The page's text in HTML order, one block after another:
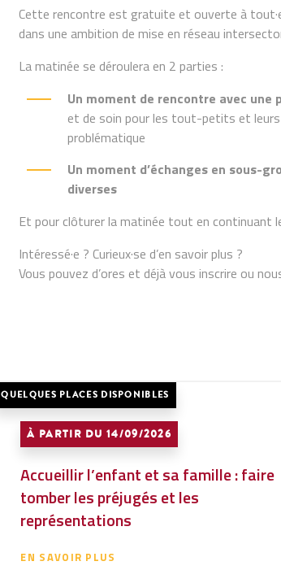
Cette rencontre est gratuite et ouverte à
dans une ambition de mise en réseau
La matinée se déroulera en 2 parties :
Un moment de rencontre avec une
et de soin pour les tout-petits et
problématique
Un moment d’échanges en sous-
diverses
Et pour clôturer la matinée tout en continuant
Intéressé·e ? Curieux·se d’en savoir plus ?
Vous pouvez d’ores et déjà vous inscrire ou
À PARTIR DU 14/09/2026
QUELQUES PLACES DISPONIBLES
Accueillir l’enfant et sa famille : faire
tomber les préjugés et les
représentations
EN SAVOIR PLUS